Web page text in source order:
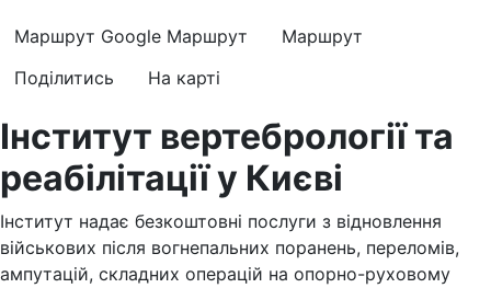
Маршрут Google Маршрут
Маршрут
Поділитись
На карті
Інститут вертебрології та
реабілітації у Києві
Інститут надає безкоштовні послуги з відновлення
військових після вогнепальних поранень, переломів,
ампутацій, складних операцій на опорно-руховому